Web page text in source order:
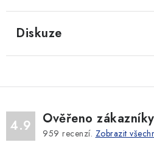
Diskuze
4.9 Ověřeno zákazníky
959 recenzí. Zobrazit